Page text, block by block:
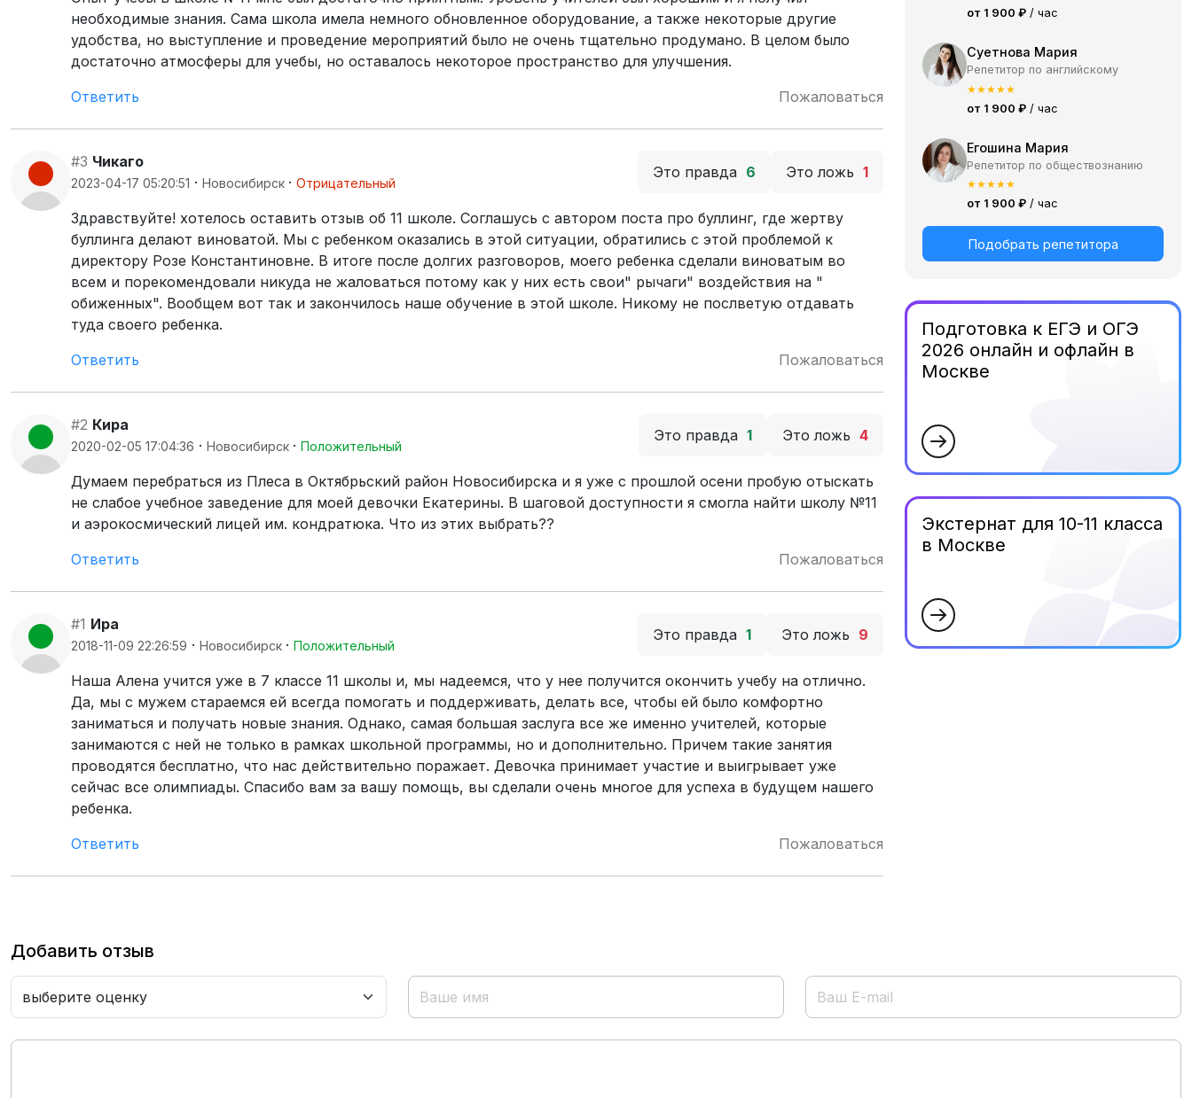
необходимые знания. Сама школа имела немного обновленное оборудование, а также некоторые другие
удобства, но выступление и проведение мероприятий было не очень тщательно продумано. В целом было
достаточно атмосферы для учебы, но оставалось некоторое пространство для улучшения.
Ответить
Пожаловаться
#3 Чикаго
2023-04-17 05:20:51 · Новосибирск · Отрицательный
Это правда 6 Это ложь 1
Здравствуйте! хотелось оставить отзыв об 11 школе. Соглашусь с автором поста про буллинг, где жертву
буллинга делают виноватой. Мы с ребенком оказались в этой ситуации, обратились с этой проблемой к
директору Розе Константиновне. В итоге после долгих разговоров, моего ребенка сделали виноватым во
всем и порекомендовали никуда не жаловаться потому как у них есть свои" рычаги" воздействия на "
обиженных". Вообщем вот так и закончилось наше обучение в этой школе. Никому не послветую отдавать
туда своего ребенка.
Ответить
Пожаловаться
#2 Кира
2020-02-05 17:04:36 · Новосибирск · Положительный
Это правда 1 Это ложь 4
Думаем перебраться из Плеса в Октябрьский район Новосибирска и я уже с прошлой осени пробую отыскать
не слабое учебное заведение для моей девочки Екатерины. В шаговой доступности я смогла найти школу №11
и аэрокосмический лицей им. кондратюка. Что из этих выбрать??
Ответить
Пожаловаться
#1 Ира
2018-11-09 22:26:59 · Новосибирск · Положительный
Это правда 1 Это ложь 9
Наша Алена учится уже в 7 классе 11 школы и, мы надеемся, что у нее получится окончить учебу на отлично.
Да, мы с мужем стараемся ей всегда помогать и поддерживать, делать все, чтобы ей было комфортно
заниматься и получать новые знания. Однако, самая большая заслуга все же именно учителей, которые
занимаются с ней не только в рамках школьной программы, но и дополнительно. Причем такие занятия
проводятся бесплатно, что нас действительно поражает. Девочка принимает участие и выигрывает уже
сейчас все олимпиады. Спасибо вам за вашу помощь, вы сделали очень многое для успеха в будущем нашего
ребенка.
Ответить
Пожаловаться
от 1 900 ₽ / час
Суетнова Мария
Репетитор по английскому
★★★★★
от 1 900 ₽ / час
Егошина Мария
Репетитор по обществознанию
★★★★★
от 1 900 ₽ / час
Подобрать репетитора
Подготовка к ЕГЭ и ОГЭ
2026 онлайн и офлайн в
Москве
Экстернат для 10-11 класса
в Москве
Добавить отзыв